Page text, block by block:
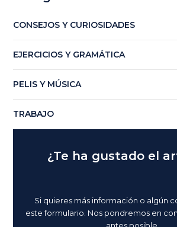
CONSEJOS Y CURIOSIDADES
EJERCICIOS Y GRAMÁTICA
PELIS Y MÚSICA
TRABAJO
¿Te ha gustado el
Si quieres más información o algún
este formulario. Nos pondremos en